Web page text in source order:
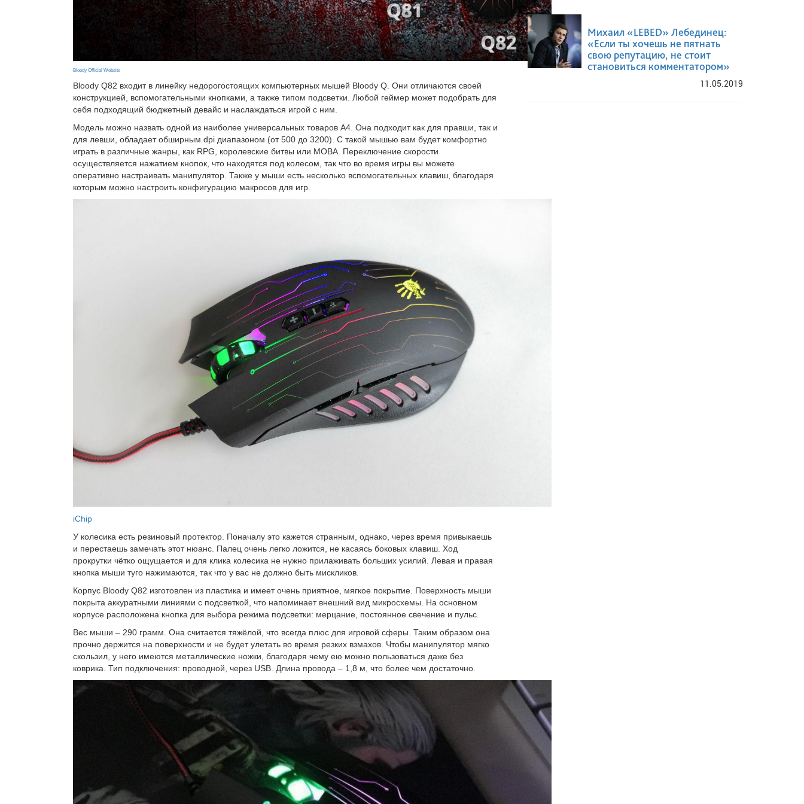
Bloody Official Website
Bloody Q82 входит в линейку недорогостоящих компьютерных мышей Bloody Q. Они отличаются своей
конструкцией, вспомогательными кнопками, а также типом подсветки. Любой геймер может подобрать для
себя подходящий бюджетный девайс и наслаждаться игрой с ним.
Модель можно назвать одной из наиболее универсальных товаров А4. Она подходит как для правши, так и
для левши, обладает обширным dpi диапазоном (от 500 до 3200). С такой мышью вам будет комфортно
играть в различные жанры, как RPG, королевские битвы или МОВА. Переключение скорости
осуществляется нажатием кнопок, что находятся под колесом, так что во время игры вы можете
оперативно настраивать манипулятор. Также у мыши есть несколько вспомогательных клавиш, благодаря
которым можно настроить конфигурацию макросов для игр.
iChip
У колесика есть резиновый протектор. Поначалу это кажется странным, однако, через время привыкаешь
и перестаешь замечать этот нюанс. Палец очень легко ложится, не касаясь боковых клавиш. Ход
прокрутки чётко ощущается и для клика колесика не нужно прилаживать больших усилий. Левая и правая
кнопка мыши туго нажимаются, так что у вас не должно быть мискликов.
Корпус Bloody Q82 изготовлен из пластика и имеет очень приятное, мягкое покрытие. Поверхность мыши
покрыта аккуратными линиями с подсветкой, что напоминает внешний вид микросхемы. На основном
корпусе расположена кнопка для выбора режима подсветки: мерцание, постоянное свечение и пульс.
Вес мыши – 290 грамм. Она считается тяжёлой, что всегда плюс для игровой сферы. Таким образом она
прочно держится на поверхности и не будет улетать во время резких взмахов. Чтобы манипулятор мягко
скользил, у него имеются металлические ножки, благодаря чему ею можно пользоваться даже без
коврика. Тип подключения: проводной, через USB. Длина провода – 1,8 м, что более чем достаточно.
Михаил «LEBED» Лебединец:
«Если ты хочешь не пятнать
свою репутацию, не стоит
становиться комментатором»
11.05.2019